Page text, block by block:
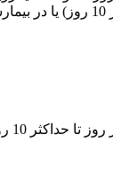
به